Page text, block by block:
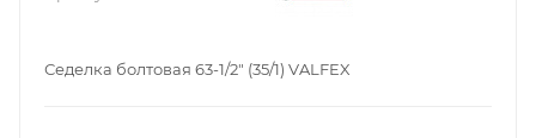
Седелка болтовая 63-1/2" (35/1) VALFEX